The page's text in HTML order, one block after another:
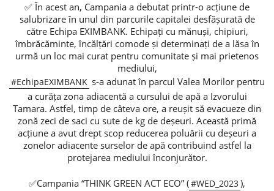
✅ În acest an, Campania a debutat printr-o acțiune de
salubrizare în unul din parcurile capitalei desfășurată de
către Echipa EXIMBANK. Echipați cu mănuși, chipiuri,
îmbrăcăminte, încălțări comode și determinați de a lăsa în
urmă un loc mai curat pentru comunitate și mai prietenos
mediului,
#EchipaEXIMBANK s-a adunat în parcul Valea Morilor pentru
a curăța zona adiacentă a cursului de apă a Izvorului
Tamara. Astfel, timp de câteva ore, a reușit să evacueze din
zonă zeci de saci cu sute de kg de deșeuri. Această primă
acțiune a avut drept scop reducerea poluării cu deșeuri a
zonelor adiacente surselor de apă contribuind astfel la
protejarea mediului înconjurător.
✅Campania “THINK GREEN ACT ECO” (#WED_2023),